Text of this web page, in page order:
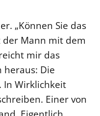
„Können Sie das
der Mann mit dem
mir das
heraus: Die
In Wirklichkeit
Einer von